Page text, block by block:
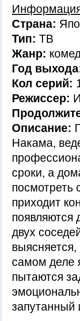
Страна:
Тип: ТВ
Жанр:
Год
Кол серий:
Режиссер:
Описание:
Накама,
сроки, а
посмотреть
приходит
появляются
двух
самом деле
пытаются
запутанный